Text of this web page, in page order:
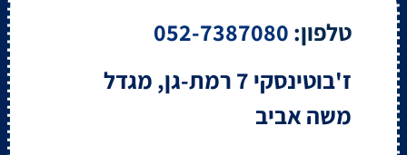
טלפון: 052-7387080
ז'בוטינסקי 7 רמת-גן, מגדל
משה אביב